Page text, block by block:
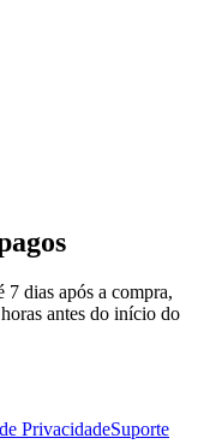
7 dias após a compra,
antes do início do
PrivacidadeSuporte